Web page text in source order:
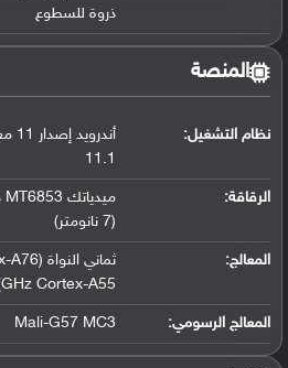
ذروة للسطوع
المنصة
نظام التشغيل:
11.1
الرقاقة:
(7 نانومتر)
المعالج:
GHz Cortex-A55)
المعالج الرسومي:
Mali-G57 MC3